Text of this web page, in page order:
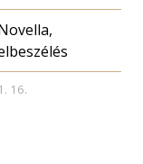
16.